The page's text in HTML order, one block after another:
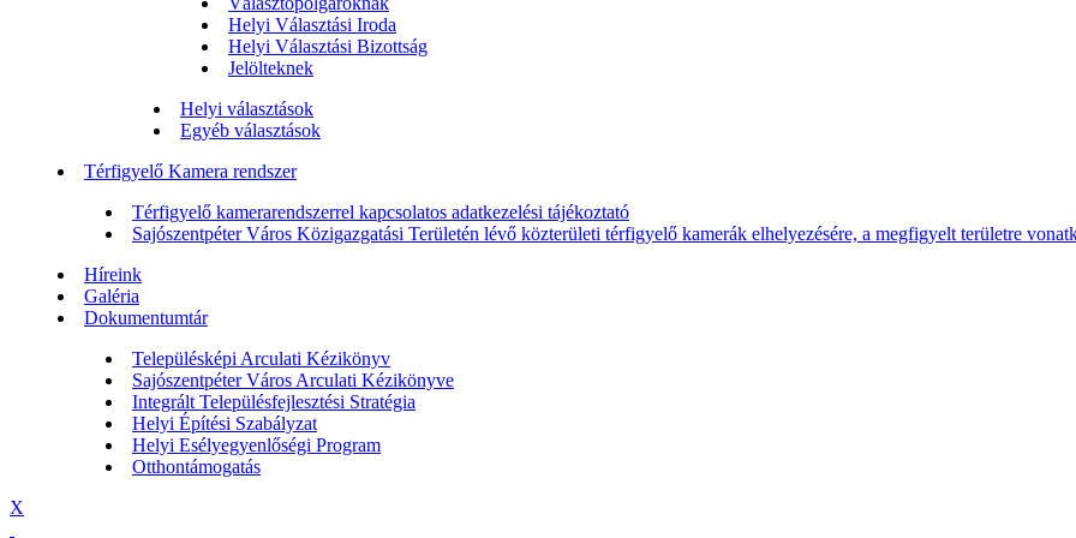
Helyi Választási Iroda
Helyi Választási Bizottság
Jelölteknek
Helyi választások
Egyéb választások
Térfigyelő Kamera rendszer
Térfigyelő kamerarendszerrel kapcsolatos adatkezelési tájékoztató
Sajószentpéter Város Közigazgatási Területén lévő közterületi térfigyelő kamerák elhelyezésére, a megfigyelt területre
Híreink
Galéria
Dokumentumtár
Településképi Arculati Kézikönyv
Sajószentpéter Város Arculati Kézikönyve
Integrált Településfejlesztési Stratégia
Helyi Építési Szabályzat
Helyi Esélyegyenlőségi Program
Otthontámogatás
X